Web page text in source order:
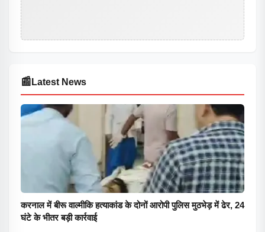
📰 Latest News
करनाल में बीरू वाल्मीकि हत्याकांड के दोनों आरोपी पुलिस मुठभेड़ में ढेर, 24
घंटे के भीतर बड़ी कार्रवाई